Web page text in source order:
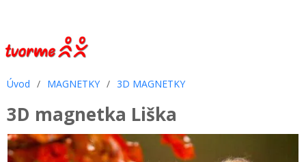
Úvod / MAGNETKY / 3D MAGNETKY
3D magnetka Liška